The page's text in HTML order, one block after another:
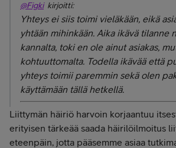
@Figkikirjoitti:
Yhteys ei siis toimi vieläkään, eikä
yhtään mihinkään. Aika ikävä tilanne
kannalta, toki en ole ainut asiakas,
kohtuuttomalta. Todella ikävää että
yhteys toimii paremmin sekä olen
käyttämään tällä hetkellä.
Liittymän häiriö harvoin korjaantuu
erityisen tärkeää saada häirilöilmoitus
eteenpäin, jotta pääsemme asiaa